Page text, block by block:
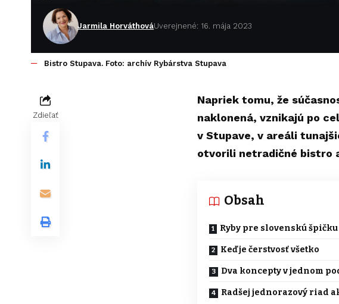
Jarmila HorváthováUverejnené: 16. mája 2023
Bistro Stupava. Foto: archív Rybárstva Stupava
Zdieľať
Napriek tomu, že
naklonená, vznikajú po
v Stupave, v areáli
otvorili netradičné bistro
Obsah
Ryby pre slovenskú
Keď je čerstvosť všetko
Dva koncepty v jednom
Radšej jednorazový riad